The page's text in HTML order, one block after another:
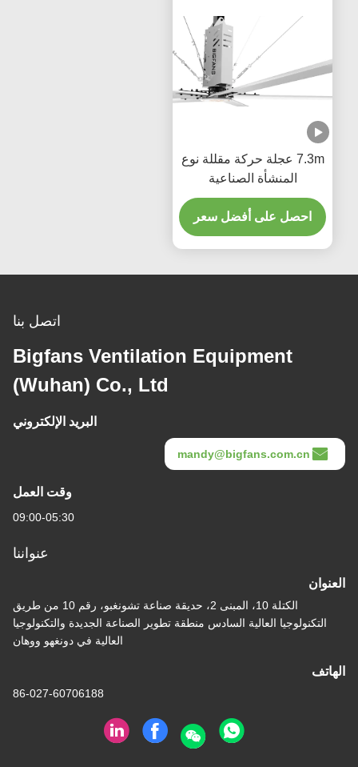
7.3m عجلة حركة مقللة نوع
المنشأة الصناعية
احصل على أفضل سعر
اتصل بنا
Bigfans Ventilation Equipment
(Wuhan) Co., Ltd
البريد الإلكتروني
mandy@bigfans.com.cn
وقت العمل
09:00-05:30
عنواننا
العنوان
الكتلة 10، المبنى 2، حديقة صناعة تشونغبو، رقم 10 من طريق
التكنولوجيا العالية السادس منطقة تطوير الصناعة الجديدة والتكنولوجيا
العالية في دونغهو ووهان
الهاتف
86-027-60706188